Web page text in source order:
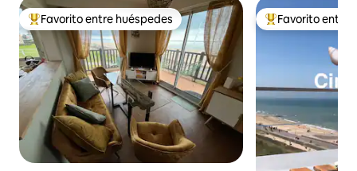
Favorito entre huéspedes preferido
Favorito entre huéspedes Favorito entre
Favorito entre